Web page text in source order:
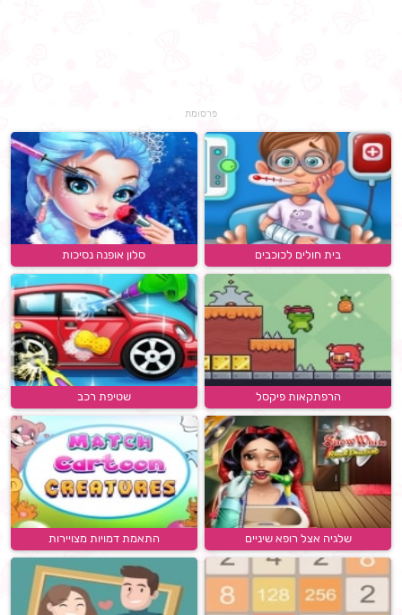
פרסומת
בית חולים לכוכבים סלון אופנה נסיכות
הרפתקאות פיקסל שטיפת רכב
שלגיה אצל רופא שיניים התאמת דמויות מצויירות